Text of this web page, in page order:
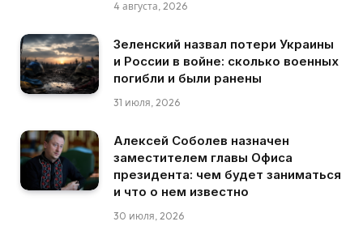
4 августа, 2026
Зеленский назвал потери Украины
и России в войне: сколько военных
погибли и были ранены
31 июля, 2026
Алексей Соболев назначен
заместителем главы Офиса
президента: чем будет заниматься
и что о нем известно
30 июля, 2026